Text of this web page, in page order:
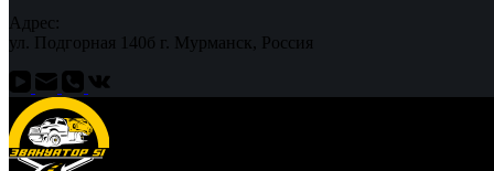
Адрес:
ул. Подгорная 140б г. Мурманск, Россия